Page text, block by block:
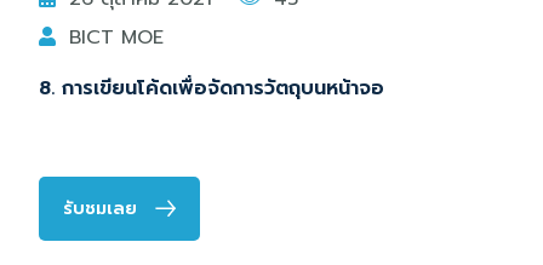
BICT MOE
8. การเขียนโค้ดเพื่อจัดการวัตถุบนหน้าจอ
รับชมเลย